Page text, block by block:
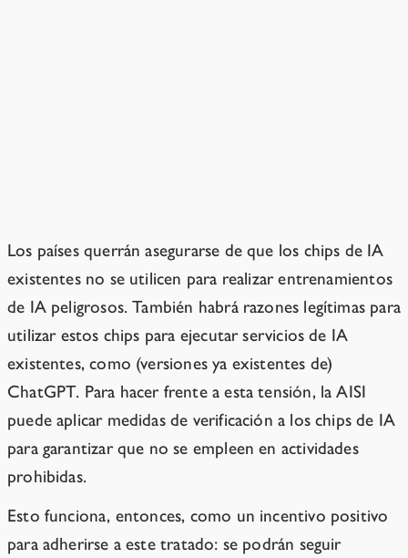
Los países querrán asegurarse de que los chips de IA
existentes no se utilicen para realizar entrenamientos
de IA peligrosos. También habrá razones legítimas para
utilizar estos chips para ejecutar servicios de IA
existentes, como (versiones ya existentes de)
ChatGPT. Para hacer frente a esta tensión, la AISI
puede aplicar medidas de verificación a los chips de IA
para garantizar que no se empleen en actividades
prohibidas.
Esto funciona, entonces, como un incentivo positivo
para adherirse a este tratado: se podrán seguir